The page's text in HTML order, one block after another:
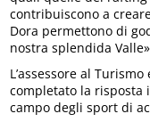
contribuiscono a
Dora permettono di
nostra splendida
L’assessore al Turismo
completato la risposta
campo degli sport di